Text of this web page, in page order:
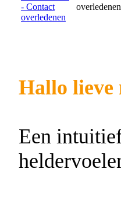
overledenen
Hallo lieve
Een